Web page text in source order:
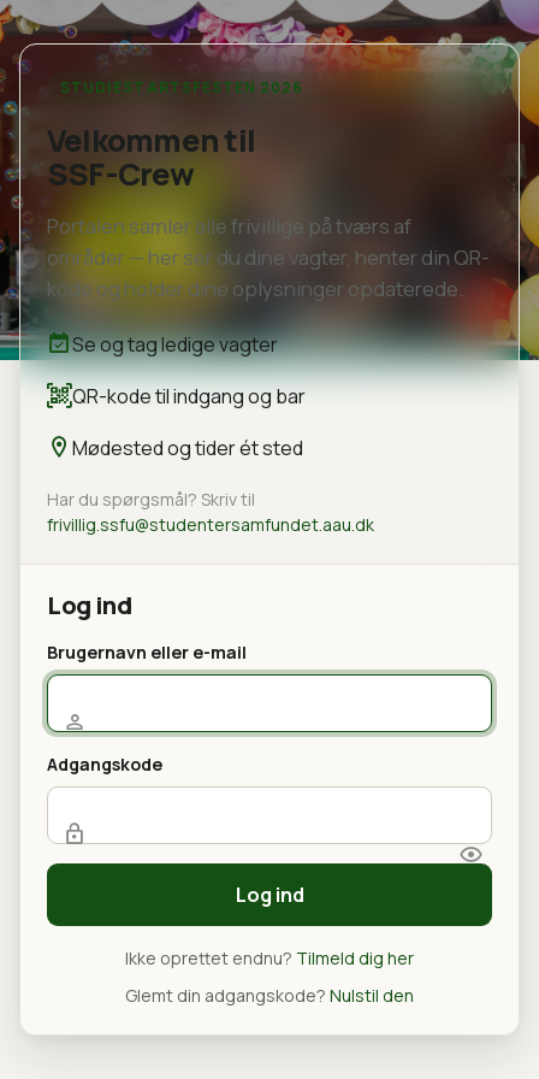
STUDIESTARTSFESTEN 2026
Velkommen til
SSF-Crew
Portalen samler alle frivillige på tværs af
områder — her ser du dine vagter, henter din QR-
kode og holder dine oplysninger opdaterede.
Se og tag ledige vagter
QR-kode til indgang og bar
Mødested og tider ét sted
Har du spørgsmål? Skriv til
frivillig.ssfu@studentersamfundet.aau.dk
Log ind
Brugernavn eller e-mail
Adgangskode
Log ind
Ikke oprettet endnu? Tilmeld dig her
Glemt din adgangskode? Nulstil den